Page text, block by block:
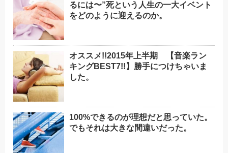
るには〜”死という人生の一大イベント
をどのように迎えるのか。
オススメ!!2015年上半期 【音楽ラン
キングBEST7!!】勝手につけちゃいま
した。
100%できるのが理想だと思っていた。
でもそれは大きな間違いだった。